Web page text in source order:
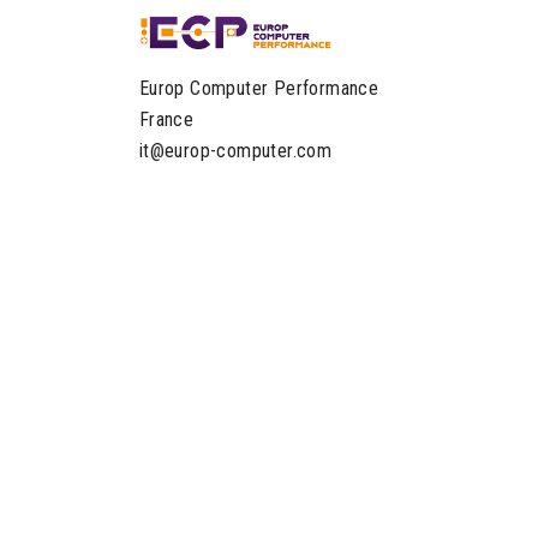
Europ Computer Performance
France
it@europ-computer.com